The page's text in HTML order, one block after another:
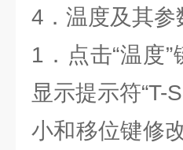
4．温度及其参
1．点击“温度
显示提示符“T-
小和移位键修